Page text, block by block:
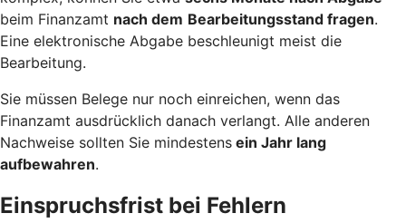
beim Finanzamt nach dem Bearbeitungsstand fragen.
Eine elektronische Abgabe beschleunigt meist die
Bearbeitung.
Sie müssen Belege nur noch einreichen, wenn das
Finanzamt ausdrücklich danach verlangt. Alle anderen
Nachweise sollten Sie mindestens ein Jahr lang
aufbewahren.
Einspruchsfrist bei Fehlern